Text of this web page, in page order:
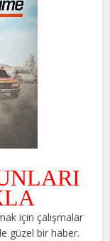
için çalışmalar
güzel bir haber.